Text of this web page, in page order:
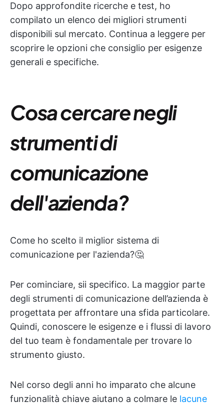
Dopo approfondite ricerche e test, ho
compilato un elenco dei migliori strumenti
disponibili sul mercato. Continua a leggere per
scoprire le opzioni che consiglio per esigenze
generali e specifiche.
Cosa cercare negli
strumenti di
comunicazione
dell'azienda?
Come ho scelto il miglior sistema di
comunicazione per l'azienda?🤔
Per cominciare, sii specifico. La maggior parte
degli strumenti di comunicazione dell’azienda è
progettata per affrontare una sfida particolare.
Quindi, conoscere le esigenze e i flussi di lavoro
del tuo team è fondamentale per trovare lo
strumento giusto.
Nel corso degli anni ho imparato che alcune
funzionalità chiave aiutano a colmare le lacune